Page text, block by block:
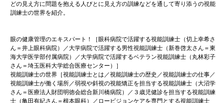
どの見え方に問題を抱える人びとに見え方の訓練などを通して寄り添うの視能
訓練士の世界を紹介。
眼の健康管理のエキスパート！［眼科病院で活躍する視能訓練士（切上幸希さ
ん＝井上眼科病院）／大学病院で活躍する男性視能訓練士（新巻啓太さん＝東
海大学医学部付属病院）／大学病院で活躍するベテラン視能訓練士（丸林彩子
さん＝埼玉医科大学総合医療センター）］
視能訓練士の世界［視能訓練士とは／視能訓練士の歴史／視能訓練士の仕事／
視能訓練士が働く場所／弱視や斜視の視能矯正を担当する視能訓練士（大沼学
さん＝医療法人財団明徳会総合新川橋病院）／３歳児健診を担当する視能訓練
士（亀田有紀さん＝根本眼科）／ロービジョンケアを専門とする視能訓練士